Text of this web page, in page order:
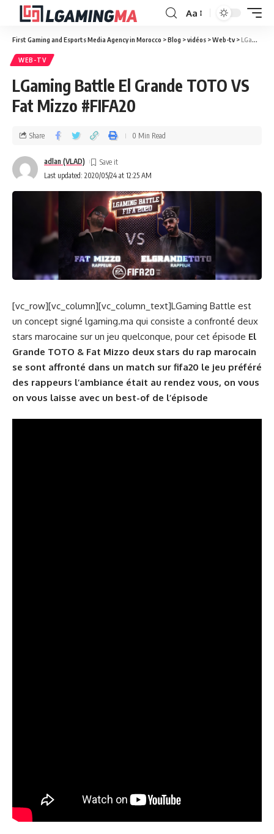
Aa
First Gaming and Esports Media Agency in Morocco >Blog >vidéos >Web-tv>LGaming Battle El Grande TOTO VS Fat Mizzo #FIFA20
WEB-TV
LGaming Battle El Grande TOTO VS
Fat Mizzo #FIFA20
Last updated: 2020/05/24 at 12:25 AM
adlan (VLAD)
Share 0 Min Read
[vc_row][vc_column][vc_column_text]LGaming Battle est
un concept signé lgaming.ma qui consiste a confronté deux
stars marocaine sur un jeu quelconque, pour cet épisode El
Grande TOTO & Fat Mizzo deux stars du rap marocain
se sont affronté dans un match sur fifa20 le jeu préféré
des rappeurs l’ambiance était au rendez vous, on vous
on vous laisse avec un best-of de l’épisode